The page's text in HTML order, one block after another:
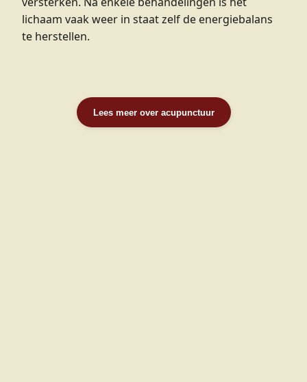
lichaam vaak weer in staat zelf de energiebalans
te herstellen.
Lees meer over acupunctuur